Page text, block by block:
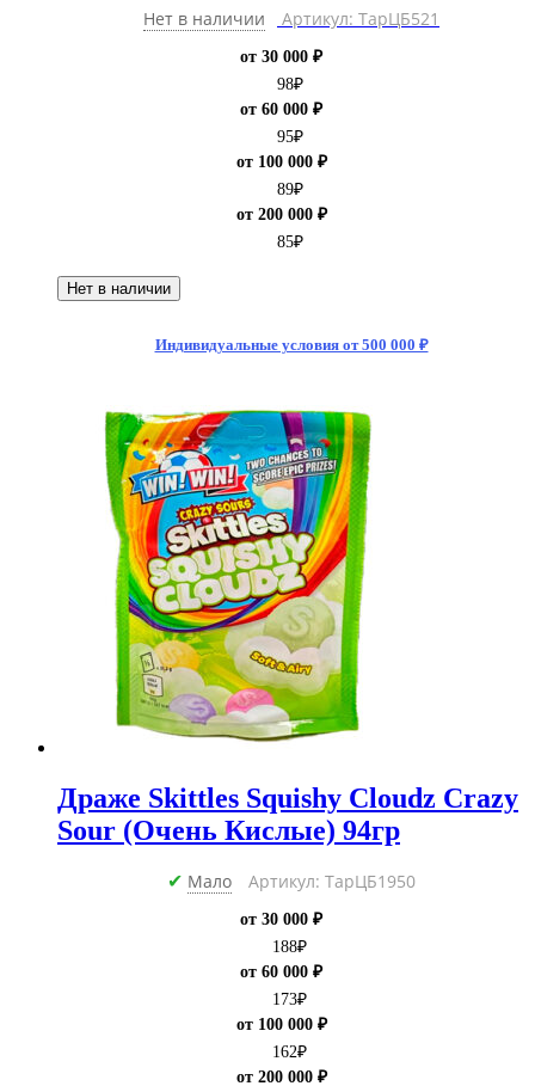
Нет в наличии Артикул: ТарЦБ521
от 30 000 ₽
98₽
от 60 000 ₽
95₽
от 100 000 ₽
89₽
от 200 000 ₽
85₽
Нет в наличии
Индивидуальные условия от 500 000 ₽
Драже Skittles Squishy Cloudz Crazy
Sour (Очень Кислые) 94гр
✔ Мало Артикул: ТарЦБ1950
от 30 000 ₽
188₽
от 60 000 ₽
173₽
от 100 000 ₽
162₽
от 200 000 ₽